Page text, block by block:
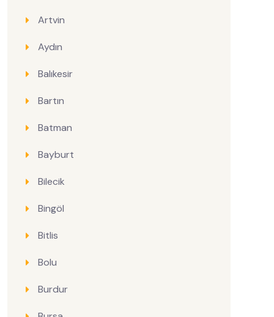
Artvin
Aydın
Balıkesir
Bartın
Batman
Bayburt
Bilecik
Bingöl
Bitlis
Bolu
Burdur